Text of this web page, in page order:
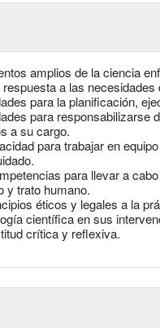
amplios de la ciencia
a las
para la planificación,
para responsabilizarse
a su cargo.
para trabajar en
para llevar a
y trato humano.
éticos y legales a la
científica en sus
crítica y reflexiva.